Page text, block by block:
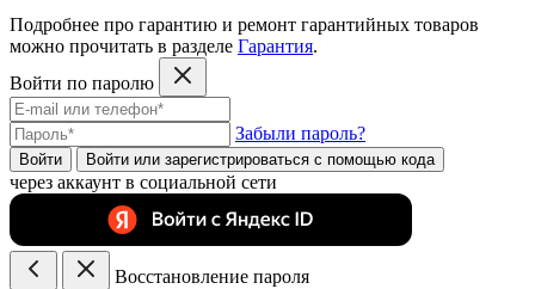
Подробнее про гарантию и ремонт гарантийных товаров
можно прочитать в разделе Гарантия.
Войти по паролю
Забыли пароль?
Войти Войти или зарегистрироватьcя с помощью кода
через аккаунт в социальной сети
Восстановление пароля